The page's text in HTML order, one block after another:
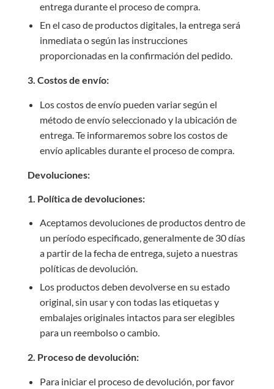
entrega durante el proceso de compra.
En el caso de productos digitales, la entrega será
inmediata o según las instrucciones
proporcionadas en la confirmación del pedido.
3. Costos de envío:
Los costos de envío pueden variar según el
método de envío seleccionado y la ubicación de
entrega. Te informaremos sobre los costos de
envío aplicables durante el proceso de compra.
Devoluciones:
1. Política de devoluciones:
Aceptamos devoluciones de productos dentro de
un período especificado, generalmente de 30 días
a partir de la fecha de entrega, sujeto a nuestras
políticas de devolución.
Los productos deben devolverse en su estado
original, sin usar y con todas las etiquetas y
embalajes originales intactos para ser elegibles
para un reembolso o cambio.
2. Proceso de devolución:
Para iniciar el proceso de devolución, por favor